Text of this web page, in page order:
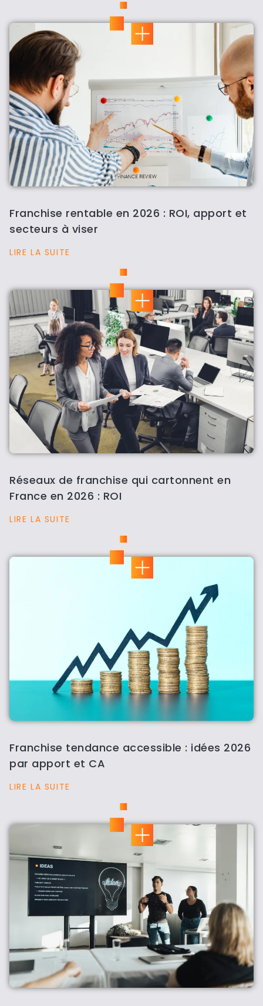
Franchise rentable en 2026 : ROI, apport et
secteurs à viser
LIRE LA SUITE
Réseaux de franchise qui cartonnent en
France en 2026 : ROI
LIRE LA SUITE
Franchise tendance accessible : idées 2026
par apport et CA
LIRE LA SUITE